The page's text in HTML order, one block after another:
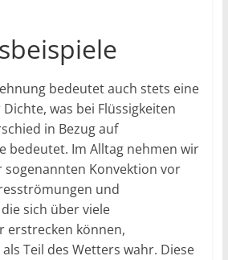
bedeutet auch stets eine
was bei Flüssigkeiten
in Bezug auf
bedeutet. Im Alltag nehmen wir
sogenannten Konvektion vor
und
sich über viele
erstrecken können,
Teil des Wetters wahr. Diese